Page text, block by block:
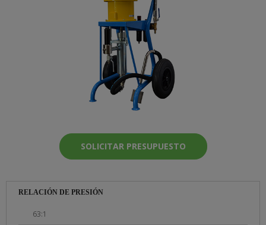
SOLICITAR PRESUPUESTO
RELACIÓN DE PRESIÓN
63:1